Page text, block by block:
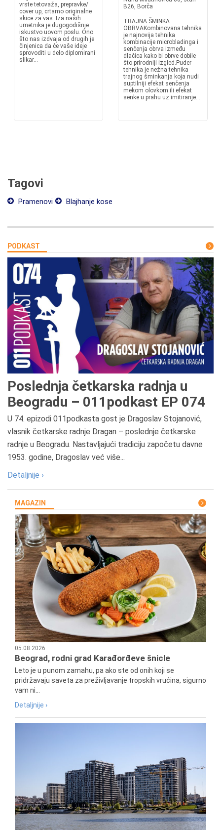
vrste tetovaža, prepravke/
cover up, crtamo originalne
skice za vas. Iza naših
umetnika je dugogodišnje
iskustvo uovom poslu. Ono
što nas izdvaja od drugih je
činjenica da će vaše ideje
sprovoditi u delo diplomirani
slikar...
B26, Borča
TRAJNA ŠMINKA
OBRVAKombinovana tehnika
je najnovija tehnika
kombinacije microbladinga i
senčenja obrva između
dlačica kako bi obrve dobile
što prirodniji izgled.Puder
tehnika je nežna tehnika
trajnog šminkanja koja nudi
suptilniji efekat senčenja
mekom olovkom ili efekat
senke u prahu uz imitiranje...
Tagovi
Pramenovi Blajhanje kose
PODKAST
Poslednja četkarska radnja u
Beogradu – 011podkast EP 074
U 74. epizodi 011podkasta gost je Dragoslav Stojanović,
vlasnik četkarske radnje Dragan – poslednje četkarske
radnje u Beogradu. Nastavljajući tradiciju započetu davne
1953. godine, Dragoslav već više...
Detaljnije ›
MAGAZIN
05.08.2026
Beograd, rodni grad Karađorđeve šnicle
Leto je u punom zamahu, pa ako ste od onih koji se
pridržavaju saveta za preživljavanje tropskih vrućina, sigurno
vam ni...
Detaljnije ›